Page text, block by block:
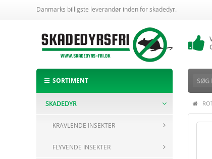
Danmarks billigste leverandør inden for skadedyr.
SORTIMENT
SKADEDYR
KRAVLENDE INSEKTER
FLYVENDE INSEKTER